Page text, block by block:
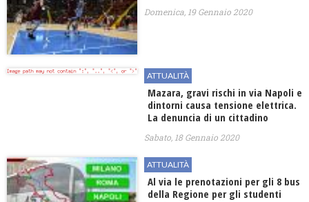
Domenica, 19 Gennaio 2020
ATTUALITÀ
Mazara, gravi rischi in via Napoli e
dintorni causa tensione elettrica.
La denuncia di un cittadino
Sabato, 18 Gennaio 2020
ATTUALITÀ
Al via le prenotazioni per gli 8 bus
della Regione per gli studenti